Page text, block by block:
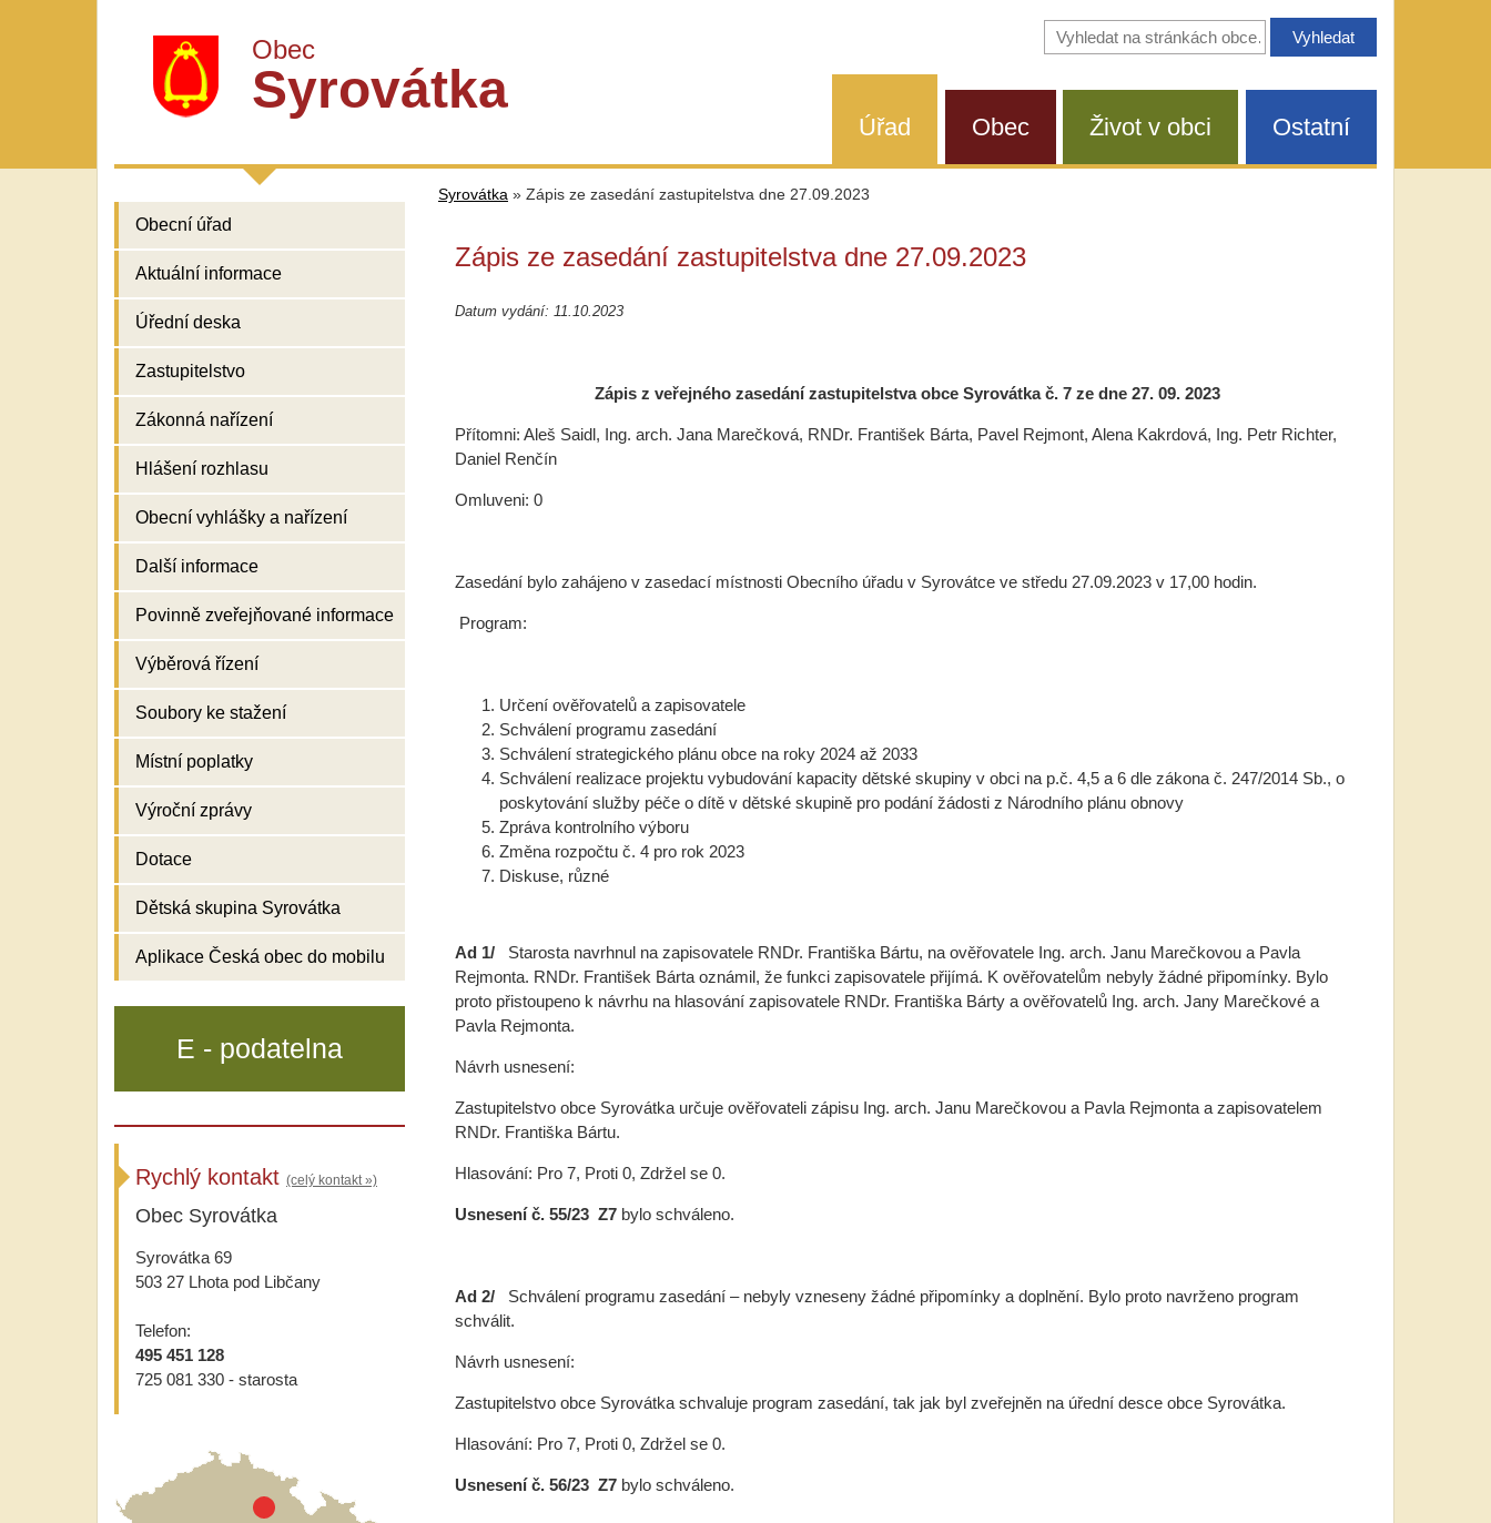
Obec
Syrovátka
Vyhledávání
na
Úřad Obec Život v obci Ostatní
Obecní úřad
Aktuální informace
Úřední deska
Zastupitelstvo
Zákonná nařízení
Hlášení rozhlasu
Obecní vyhlášky a nařízení
Další informace
Povinně zveřejňované informace
Výběrová řízení
Soubory ke stažení
Místní poplatky
Výroční zprávy
Dotace
Dětská skupina Syrovátka
Aplikace Česká obec do mobilu
Syrovátka » Zápis ze zasedání zastupitelstva dne 27.09.2023
Zápis ze zasedání zastupitelstva dne 27.09.2023
Datum vydání: 11.10.2023
Zápis z veřejného zasedání zastupitelstva obce Syrovátka č. 7 ze dne 27. 09. 2023
Přítomni: Aleš Saidl, Ing. arch. Jana Marečková, RNDr. František Bárta, Pavel Rejmont, Alena Kakrdová, Ing. Petr Richter,
Daniel Renčín
Omluveni: 0
Zasedání bylo zahájeno v zasedací místnosti Obecního úřadu v Syrovátce ve středu 27.09.2023 v 17,00 hodin.
Program:
Určení ověřovatelů a zapisovatele
Schválení programu zasedání
Schválení strategického plánu obce na roky 2024 až 2033
Schválení realizace projektu vybudování kapacity dětské skupiny v obci na p.č. 4,5 a 6 dle zákona č. 247/2014 Sb., o
poskytování služby péče o dítě v dětské skupině pro podání žádosti z Národního plánu obnovy
Zpráva kontrolního výboru
Změna rozpočtu č. 4 pro rok 2023
Diskuse, různé
Ad 1/ Starosta navrhnul na zapisovatele RNDr. Františka Bártu, na ověřovatele Ing. arch. Janu Marečkovou a Pavla
Rejmonta. RNDr. František Bárta oznámil, že funkci zapisovatele přijímá. K ověřovatelům nebyly žádné připomínky. Bylo
proto přistoupeno k návrhu na hlasování zapisovatele RNDr. Františka Bárty a ověřovatelů Ing. arch. Jany Marečkové a
Pavla Rejmonta.
Návrh usnesení:
Zastupitelstvo obce Syrovátka určuje ověřovateli zápisu Ing. arch. Janu Marečkovou a Pavla Rejmonta a zapisovatelem
RNDr. Františka Bártu.
Hlasování: Pro 7, Proti 0, Zdržel se 0.
Usnesení č. 55/23 Z7 bylo schváleno.
Ad 2/ Schválení programu zasedání – nebyly vzneseny žádné připomínky a doplnění. Bylo proto navrženo program
schválit.
Návrh usnesení:
Zastupitelstvo obce Syrovátka schvaluje program zasedání, tak jak byl zveřejněn na úřední desce obce Syrovátka.
Hlasování: Pro 7, Proti 0, Zdržel se 0.
Usnesení č. 56/23 Z7 bylo schváleno.
E - podatelna
Rychlý kontakt (celý kontakt »)
Obec Syrovátka
Syrovátka 69
503 27 Lhota pod Libčany
Telefon:
495 451 128
725 081 330 - starosta